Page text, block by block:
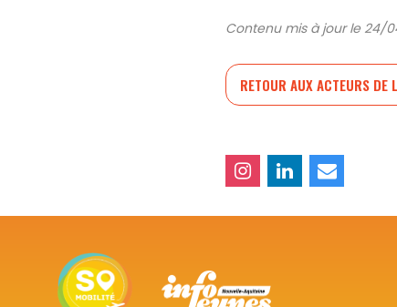
Contenu mis à jour le 24/
RETOUR AUX ACTEURS DE